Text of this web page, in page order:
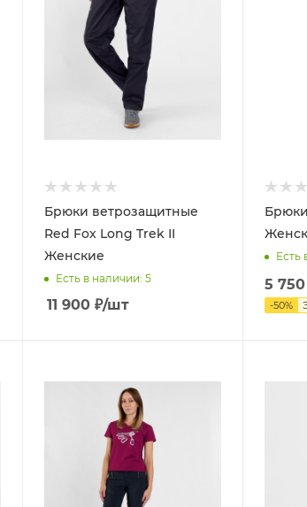
Брюки ветрозащитные
Red Fox Long Trek II
Женские
Есть в наличии: 5
11 900 ₽/шт
Есть
5 750
-50%